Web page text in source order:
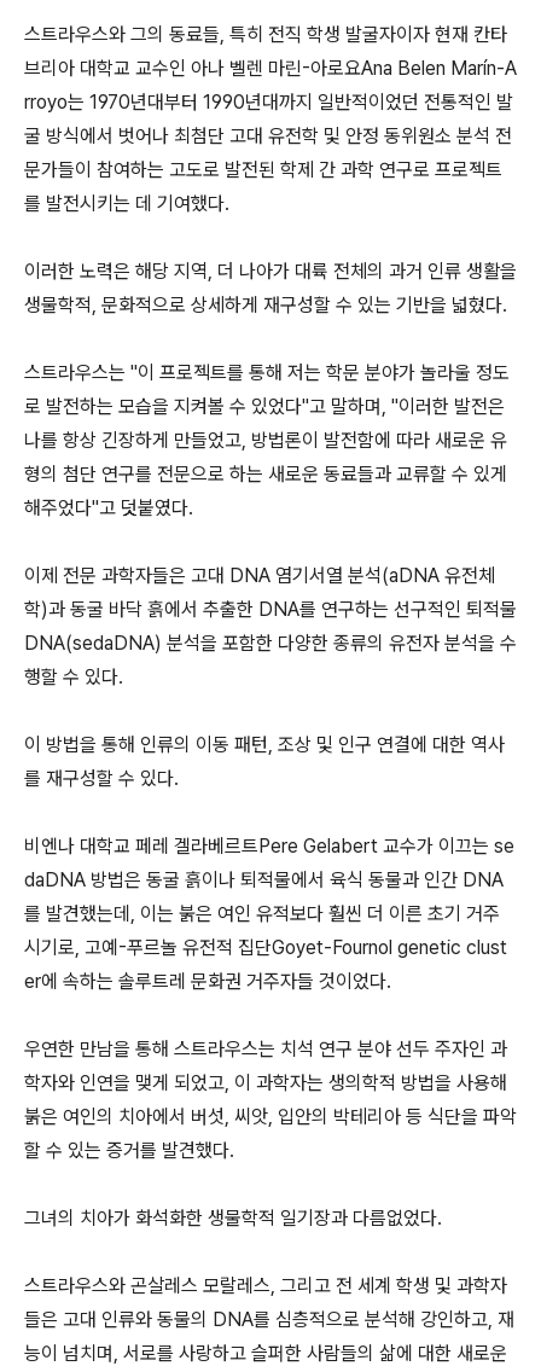
스트라우스와 그의 동료들, 특히 전직 학생 발굴자이자 현재 칸타
브리아 대학교 교수인 아나 벨렌 마린-아로요Ana Belen Marín-A
rroyo는 1970년대부터 1990년대까지 일반적이었던 전통적인 발
굴 방식에서 벗어나 최첨단 고대 유전학 및 안정 동위원소 분석 전
문가들이 참여하는 고도로 발전된 학제 간 과학 연구로 프로젝트
를 발전시키는 데 기여했다.
이러한 노력은 해당 지역, 더 나아가 대륙 전체의 과거 인류 생활을
생물학적, 문화적으로 상세하게 재구성할 수 있는 기반을 넓혔다.
스트라우스는 "이 프로젝트를 통해 저는 학문 분야가 놀라울 정도
로 발전하는 모습을 지켜볼 수 있었다"고 말하며, "이러한 발전은
나를 항상 긴장하게 만들었고, 방법론이 발전함에 따라 새로운 유
형의 첨단 연구를 전문으로 하는 새로운 동료들과 교류할 수 있게
해주었다"고 덧붙였다.
이제 전문 과학자들은 고대 DNA 염기서열 분석(aDNA 유전체
학)과 동굴 바닥 흙에서 추출한 DNA를 연구하는 선구적인 퇴적물
DNA(sedaDNA) 분석을 포함한 다양한 종류의 유전자 분석을 수
행할 수 있다.
이 방법을 통해 인류의 이동 패턴, 조상 및 인구 연결에 대한 역사
를 재구성할 수 있다.
비엔나 대학교 페레 겔라베르트Pere Gelabert 교수가 이끄는 se
daDNA 방법은 동굴 흙이나 퇴적물에서 육식 동물과 인간 DNA
를 발견했는데, 이는 붉은 여인 유적보다 훨씬 더 이른 초기 거주
시기로, 고예-푸르놀 유전적 집단Goyet-Fournol genetic clust
er에 속하는 솔루트레 문화권 거주자들 것이었다.
우연한 만남을 통해 스트라우스는 치석 연구 분야 선두 주자인 과
학자와 인연을 맺게 되었고, 이 과학자는 생의학적 방법을 사용해
붉은 여인의 치아에서 버섯, 씨앗, 입안의 박테리아 등 식단을 파악
할 수 있는 증거를 발견했다.
그녀의 치아가 화석화한 생물학적 일기장과 다름없었다.
스트라우스와 곤살레스 모랄레스, 그리고 전 세계 학생 및 과학자
들은 고대 인류와 동물의 DNA를 심층적으로 분석해 강인하고, 재
능이 넘치며, 서로를 사랑하고 슬퍼한 사람들의 삶에 대한 새로운